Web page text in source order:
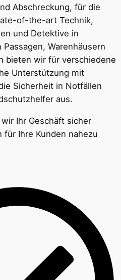
Abschreckung, für die
of-the-art Technik,
und Detektive in
Warenhäusern
bieten wir für verschiedene
Unterstützung mit
Sicherheit in Notfällen
aus.
Ihr Geschäft sicher
Ihre Kunden nahezu